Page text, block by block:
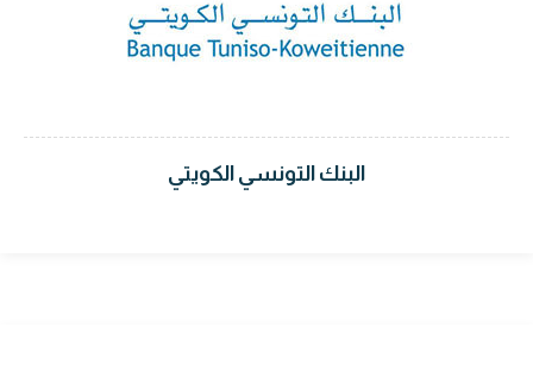
البنك التونسي الكويتي